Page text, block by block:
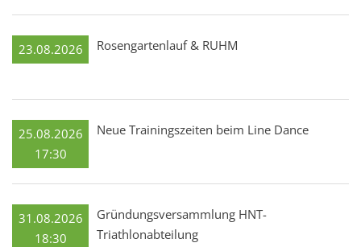
23.08.2026 Rosengartenlauf & RUHM
25.08.2026
17:30
Neue Trainingszeiten beim Line Dance
31.08.2026
18:30
Gründungsversammlung HNT-
Triathlonabteilung